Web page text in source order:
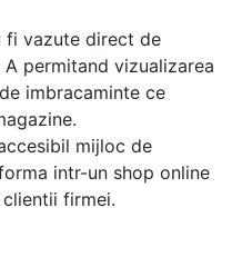
fi vazute direct de
permitand vizualizarea
imbracaminte ce
mijloc de
intr-un shop online
firmei.